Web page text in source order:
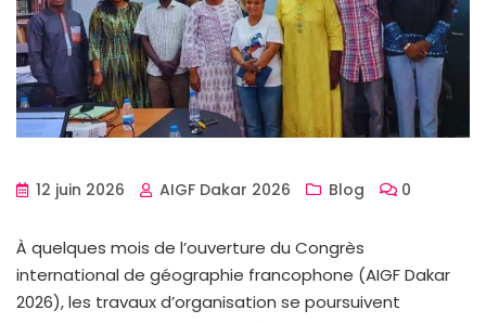
12 juin 2026 AIGF Dakar 2026 Blog 0
À quelques mois de l’ouverture du Congrès
international de géographie francophone (AIGF Dakar
2026), les travaux d’organisation se poursuivent